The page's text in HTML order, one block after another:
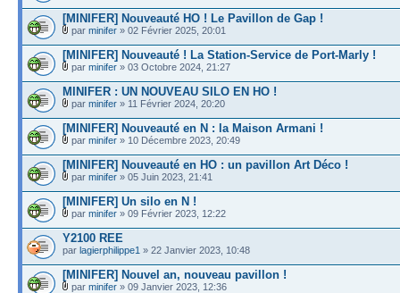
[MINIFER] Nouveauté HO ! Le Pavillon de Gap !
par minifer » 02 Février 2025, 20:01
[MINIFER] Nouveauté ! La Station-Service de Port-Marly !
par minifer » 03 Octobre 2024, 21:27
MINIFER : UN NOUVEAU SILO EN HO !
par minifer » 11 Février 2024, 20:20
[MINIFER] Nouveauté en N : la Maison Armani !
par minifer » 10 Décembre 2023, 20:49
[MINIFER] Nouveauté en HO : un pavillon Art Déco !
par minifer » 05 Juin 2023, 21:41
[MINIFER] Un silo en N !
par minifer » 09 Février 2023, 12:22
Y2100 REE
par lagierphilippe1 » 22 Janvier 2023, 10:48
[MINIFER] Nouvel an, nouveau pavillon !
par minifer » 09 Janvier 2023, 12:36